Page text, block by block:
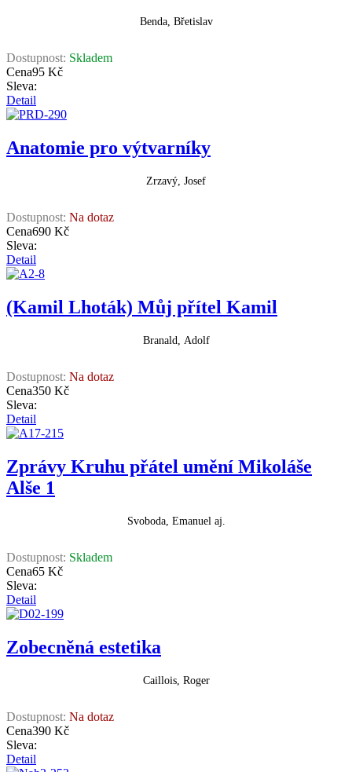
Benda, Břetislav
Dostupnost: Skladem
Cena95 Kč
Sleva:
Detail
Anatomie pro výtvarníky
Zrzavý, Josef
Dostupnost: Na dotaz
Cena690 Kč
Sleva:
Detail
(Kamil Lhoták) Můj přítel Kamil
Branald, Adolf
Dostupnost: Na dotaz
Cena350 Kč
Sleva:
Detail
Zprávy Kruhu přátel umění Mikoláše
Alše 1
Svoboda, Emanuel aj.
Dostupnost: Skladem
Cena65 Kč
Sleva:
Detail
Zobecněná estetika
Caillois, Roger
Dostupnost: Na dotaz
Cena390 Kč
Sleva:
Detail